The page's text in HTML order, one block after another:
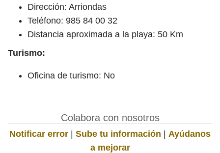
Dirección: Arriondas
Teléfono: 985 84 00 32
Distancia aproximada a la playa: 50 Km
Turismo:
Oficina de turismo: No
Colabora con nosotros
Notificar error | Sube tu información | Ayúdanos
a mejorar